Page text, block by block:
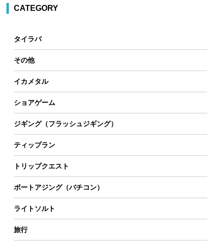
CATEGORY
タイラバ
その他
イカメタル
ショアゲーム
ジギング（フラッシュジギング）
ティップラン
トリップクエスト
ボートアジング（バチコン）
ライトソルト
旅行